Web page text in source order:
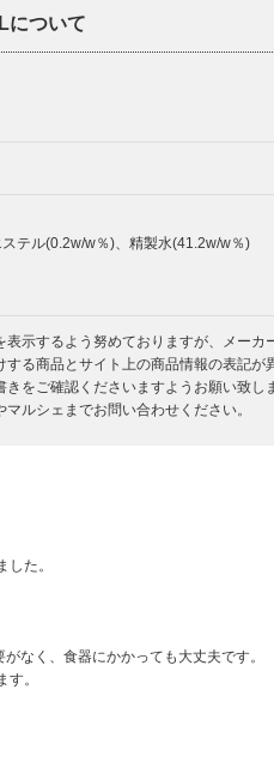
について
テル(0.2w/w％)、精製水(41.2w/w％)
示するよう努めておりますが、メーカ
る商品とサイト上の商品情報の表記が
をご確認くださいますようお願い致し
ルシェまでお問い合わせください。
た。
なく、食器にかかっても大丈夫です。
。